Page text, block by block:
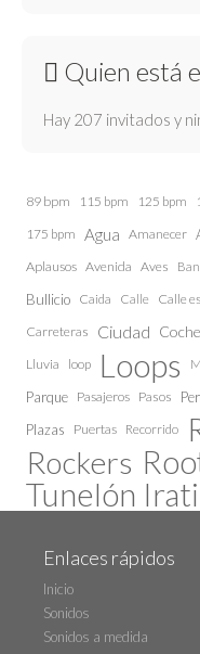
Quien está
Hay 207 invitados y
89 bpm 115 bpm 125 bpm
175 bpm Agua Amanecer
Aplausos Avenida Aves
Bullicio Caida Calle Calle
Carreteras Ciudad
Lluvia loop Loops
Parque Pasajeros Pasos
Plazas Puertas Recorrido
Rockers
Tunelón
Enlaces rápidos
Inicio
Sonidos
Sonidos a medida